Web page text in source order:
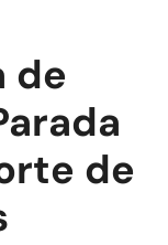
de
de